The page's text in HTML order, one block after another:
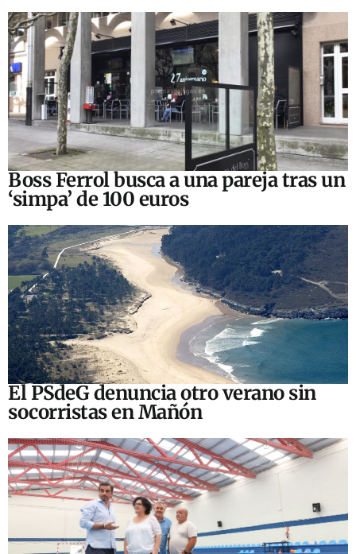
Boss Ferrol busca a una pareja tras un
‘simpa’ de 100 euros
El PSdeG denuncia otro verano sin
socorristas en Mañón